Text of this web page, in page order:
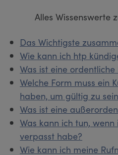
Alles Wissenswerte
Das Wichtigste
Wie kann ich htp
Was ist eine ordentliche
Welche Form muss ein
haben, um gültig zu
Was ist eine
Was kann ich tun,
verpasst habe?
Wie kann ich meine